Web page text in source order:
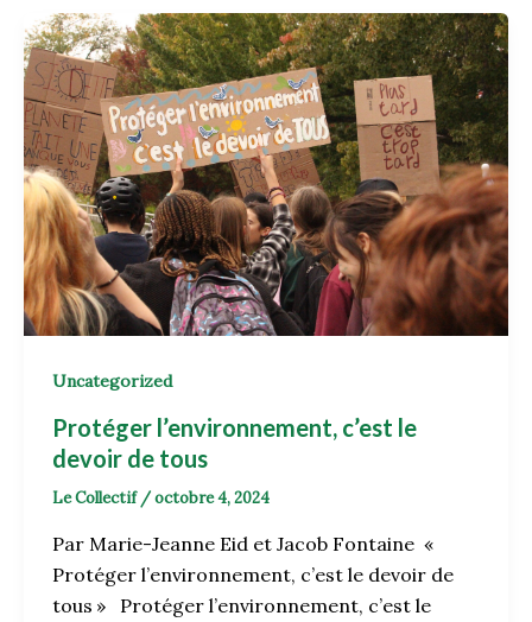
Uncategorized
Protéger l’environnement, c’est le
devoir de tous
Le Collectif /octobre 4, 2024
Par Marie-Jeanne Eid et Jacob Fontaine «
Protéger l’environnement, c’est le devoir de
tous » Protéger l’environnement, c’est le